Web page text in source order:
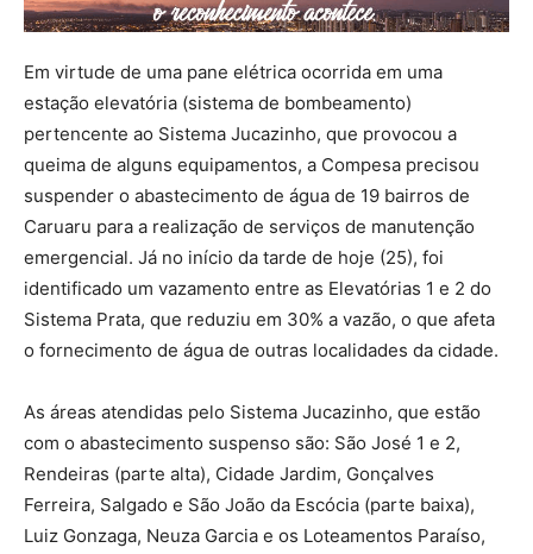
Em virtude de uma pane elétrica ocorrida em uma
estação elevatória (sistema de bombeamento)
pertencente ao Sistema Jucazinho, que provocou a
queima de alguns equipamentos, a Compesa precisou
suspender o abastecimento de água de 19 bairros de
Caruaru para a realização de serviços de manutenção
emergencial. Já no início da tarde de hoje (25), foi
identificado um vazamento entre as Elevatórias 1 e 2 do
Sistema Prata, que reduziu em 30% a vazão, o que afeta
o fornecimento de água de outras localidades da cidade.
As áreas atendidas pelo Sistema Jucazinho, que estão
com o abastecimento suspenso são: São José 1 e 2,
Rendeiras (parte alta), Cidade Jardim, Gonçalves
Ferreira, Salgado e São João da Escócia (parte baixa),
Luiz Gonzaga, Neuza Garcia e os Loteamentos Paraíso,